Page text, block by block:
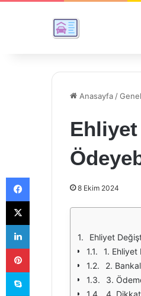
Anasayfa /Genel
8 Ekim 2024
Ehliyet
1. Ehliyet
2.
3.
4.
Facebook
X
LinkedIn
Pinterest
Skype